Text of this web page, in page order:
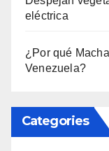
eléctrica
¿Por qué
Venezuela?
Categories